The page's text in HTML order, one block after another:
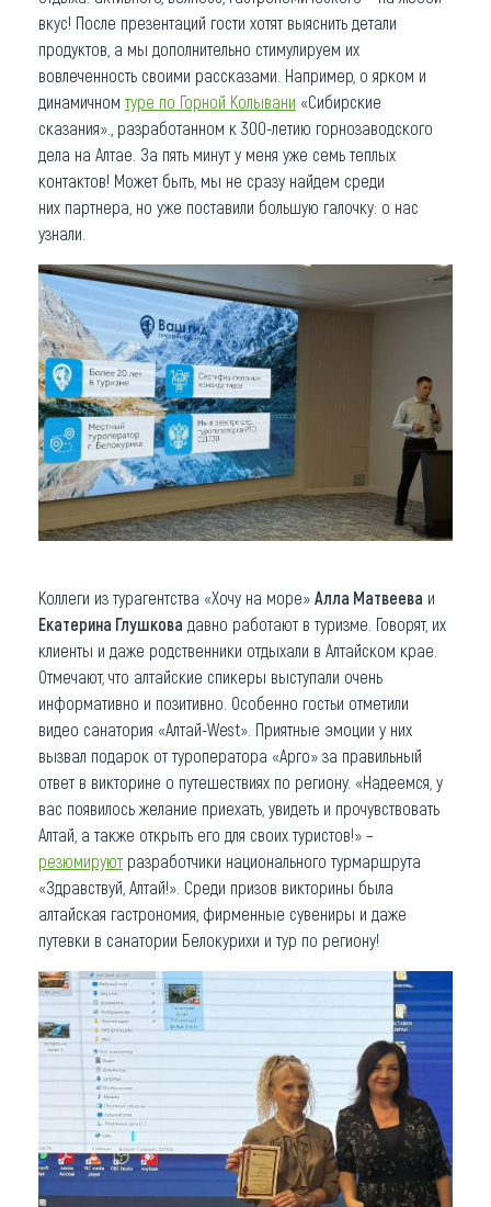
вкус! После презентаций гости хотят выяснить детали
продуктов, а мы дополнительно стимулируем их
вовлеченность своими рассказами. Например, о ярком и
динамичном туре по Горной Колывани «Сибирские
сказания»., разработанном к 300-летию горнозаводского
дела на Алтае. За пять минут у меня уже семь теплых
контактов! Может быть, мы не сразу найдем среди
них партнера, но уже поставили большую галочку: о нас
узнали.
Коллеги из турагентства «Хочу на море» Алла Матвеева и
Екатерина Глушкова давно работают в туризме. Говорят, их
клиенты и даже родственники отдыхали в Алтайском крае.
Отмечают, что алтайские спикеры выступали очень
информативно и позитивно. Особенно гостьи отметили
видео санатория «Алтай-West». Приятные эмоции у них
вызвал подарок от туроператора «Арго» за правильный
ответ в викторине о путешествиях по региону. «Надеемся, у
вас появилось желание приехать, увидеть и прочувствовать
Алтай, а также открыть его для своих туристов!» –
резюмируют разработчики национального турмаршрута
«Здравствуй, Алтай!». Среди призов викторины была
алтайская гастрономия, фирменные сувениры и даже
путевки в санатории Белокурихи и тур по региону!